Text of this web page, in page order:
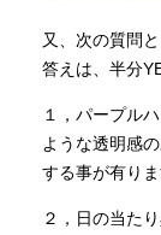
又、次の質問
答えは、半分
１，パープル
ような透明感
する事が有りま
２，日の当た